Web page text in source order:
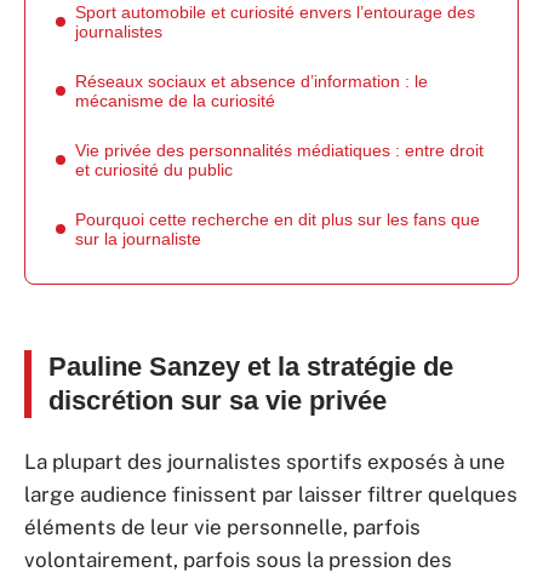
Sport automobile et curiosité envers l’entourage des
journalistes
Réseaux sociaux et absence d’information : le
mécanisme de la curiosité
Vie privée des personnalités médiatiques : entre droit
et curiosité du public
Pourquoi cette recherche en dit plus sur les fans que
sur la journaliste
Pauline Sanzey et la stratégie de
discrétion sur sa vie privée
La plupart des journalistes sportifs exposés à une
large audience finissent par laisser filtrer quelques
éléments de leur vie personnelle, parfois
volontairement, parfois sous la pression des